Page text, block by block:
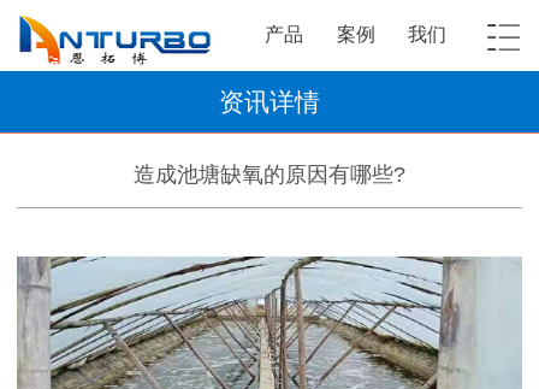
产品 案例 我们
资讯详情
造成池塘缺氧的原因有哪些?